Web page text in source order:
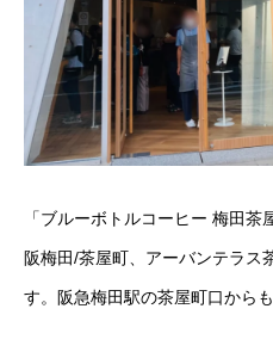
「ブルーボトルコーヒー 梅田
阪梅田/茶屋町、アーバンテラス
す。阪急梅田駅の茶屋町口から